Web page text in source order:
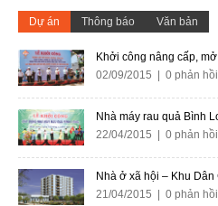
Dự án Thông báo Văn bản
Khởi công nâng cấp,
02/09/2015 | 0 phản hồi
Nhà máy rau quả Bình
22/04/2015 | 0 phản hồi
Nhà ở xã hội – Khu
21/04/2015 | 0 phản hồi